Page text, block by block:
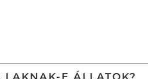
E ÁLLATOK?